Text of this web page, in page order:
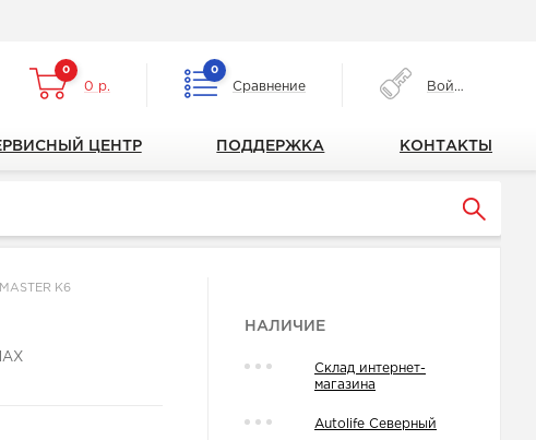
0
0 р.
0
Сравнение Войти
ЦЕНТР ПОДДЕРЖКА КОНТАКТЫ
K6
НАЛИЧИЕ
Склад интернет-
магазина
Autolife Северный